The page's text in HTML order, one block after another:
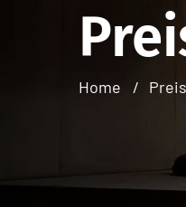
Home